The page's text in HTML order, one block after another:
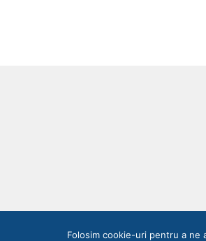
Folosim cookie-uri pentru a ne